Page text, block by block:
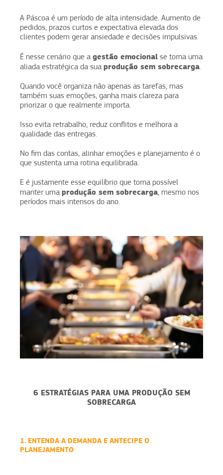
A Páscoa é um período de alta intensidade. Aumento de
pedidos, prazos curtos e expectativa elevada dos
clientes podem gerar ansiedade e decisões impulsivas.
É nesse cenário que a gestão emocional se torna uma
aliada estratégica da sua produção sem sobrecarga.
Quando você organiza não apenas as tarefas, mas
também suas emoções, ganha mais clareza para
priorizar o que realmente importa.
Isso evita retrabalho, reduz conflitos e melhora a
qualidade das entregas.
No fim das contas, alinhar emoções e planejamento é o
que sustenta uma rotina equilibrada.
E é justamente esse equilíbrio que torna possível
manter uma produção sem sobrecarga, mesmo nos
períodos mais intensos do ano.
6 ESTRATÉGIAS PARA UMA PRODUÇÃO SEM
SOBRECARGA
1. ENTENDA A DEMANDA E ANTECIPE O
PLANEJAMENTO